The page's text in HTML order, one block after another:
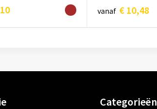
vanaf € 10,48
Categorieën